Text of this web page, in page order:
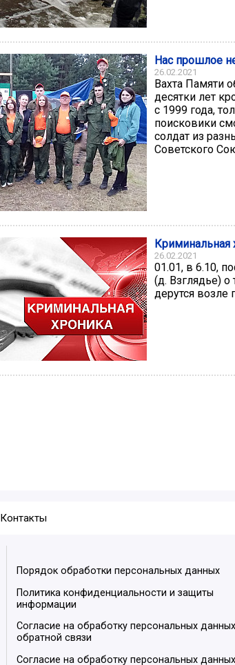
Нас прошлое
26.02.2021
Вахта Памяти
десятки лет
с 1999 года,
поисковики
солдат из
Советского
Криминальная
26.02.2021
01.01, в 6.10,
(д. Взглядье)
дерутся возле
Контакты
Порядок обработки персональных данных
Политика конфиденциальности и защиты
информации
Согласие на обработку персональных данных
обратной связи
Согласие на обработку персональных